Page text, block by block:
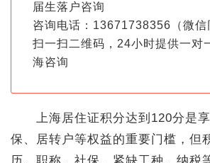
届生落户咨询
咨询电话：13671738356（微信
扫一扫二维码，24小时提供一对
海咨询
上海居住证积分达到120分是享
保、居转户等权益的重要门槛，但